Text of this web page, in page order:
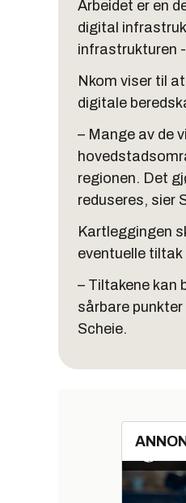
Arbeidet er en
digital
infrastrukturen
Nkom viser til
digitale
– Mange av de
regionen. Det
reduseres, sier
Kartleggingen
eventuelle tiltak
– Tiltakene kan
sårbare
Scheie.